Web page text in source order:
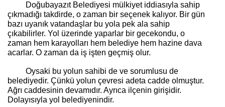
Doğubayazıt Belediyesi mülkiyet iddiasıyla sahip
çıkmadığı takdirde, o zaman bir seçenek kalıyor. Bir gün
bazı uyanık vatandaşlar bu yola pek ala sahip
çıkabilirler. Yol üzerinde yaparlar bir gecekondu, o
zaman hem karayolları hem belediye hem hazine dava
acarlar. O zaman da iş işten geçmiş olur.
Oysaki bu yolun sahibi de ve sorumlusu de
belediyedir. Çünkü yolun çevresi adeta cadde olmuştur.
Ağrı caddesinin devamıdır. Ayrıca ilçenin girişidir.
Dolayısıyla yol belediyenindir.